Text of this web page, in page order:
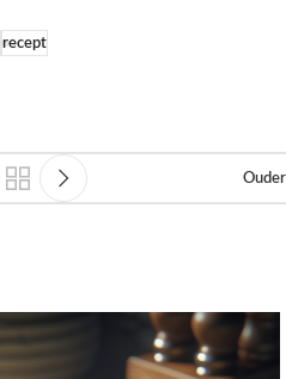
recept
Ouder